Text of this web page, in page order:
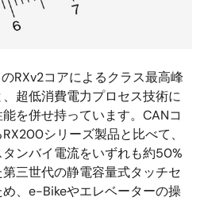
RXv2コアによるクラス最高峰
超低消費電力プロセス技術に
を併せ持っています。CANコ
シリーズ製品と比べて、
ンバイ電流をいずれも約50%
三世代の静電容量式タッチセ
、e-Bikeやエレベーターの操